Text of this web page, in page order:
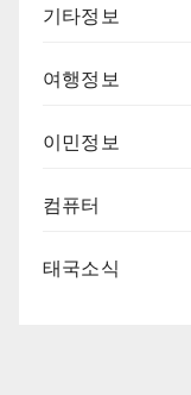
기타정보
여행정보
이민정보
컴퓨터
태국소식